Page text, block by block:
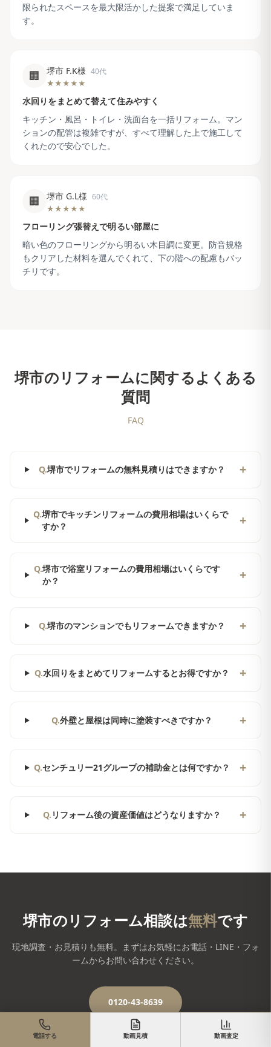
限られたスペースを最大限活かした提案で満足していま
す。
🏢 堺市 F.K様 40代
★★★★★
水回りをまとめて替えて住みやすく
キッチン・風呂・トイレ・洗面台を一括リフォーム。マン
ションの配管は複雑ですが、すべて理解した上で施工して
くれたので安心でした。
🏢 堺市 G.L様 60代
★★★★★
フローリング張替えで明るい部屋に
暗い色のフローリングから明るい木目調に変更。防音規格
もクリアした材料を選んでくれて、下の階への配慮もバッ
チリです。
堺市のリフォームに関するよくある
質問
FAQ
Q.堺市でリフォームの無料見積りはできますか？ +
Q.堺市でキッチンリフォームの費用相場はいくらで
すか？
+
Q.堺市で浴室リフォームの費用相場はいくらです
か？
+
Q.堺市のマンションでもリフォームできますか？ +
Q.水回りをまとめてリフォームするとお得ですか？ +
Q.外壁と屋根は同時に塗装すべきですか？ +
Q.センチュリー21グループの補助金とは何ですか？ +
Q. リフォーム後の資産価値はどうなりますか？ +
堺市のリフォーム相談は無料です
現地調査・お見積りも無料。まずはお気軽にお電話・LINE・フォ
ームからお問い合わせください。
0120-43-8639
LINEで相談
電話する 動画見積 動画査定